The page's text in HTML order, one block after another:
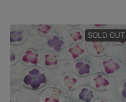
SOLD OUT